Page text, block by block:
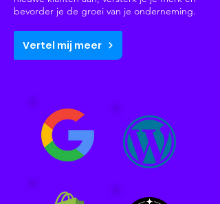
bevorder je de groei van je onderneming.
Vertel mij meer